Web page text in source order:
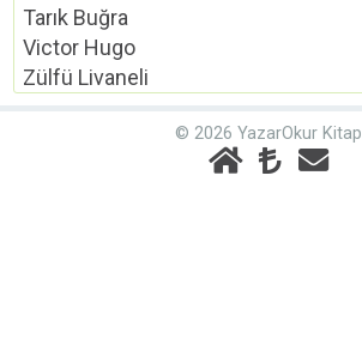
Tarık Buğra
Victor Hugo
Zülfü Livaneli
© 2026 YazarOkur Kitap